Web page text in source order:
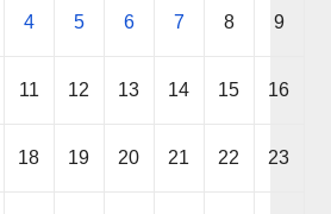
4 5 6 7 8 9
11 12 13 14 15 16
18 19 20 21 22 23